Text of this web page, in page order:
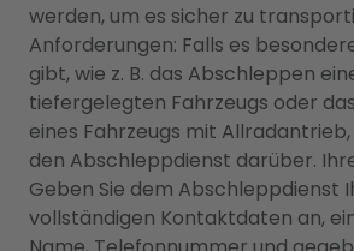
werden, um es sicher zu
Anforderungen: Falls es
gibt, wie z. B. das Abschleppen
tiefergelegten Fahrzeugs oder
eines Fahrzeugs mit
den Abschleppdienst darüber.
Geben Sie dem Abschleppdienst
vollständigen Kontaktdaten an,